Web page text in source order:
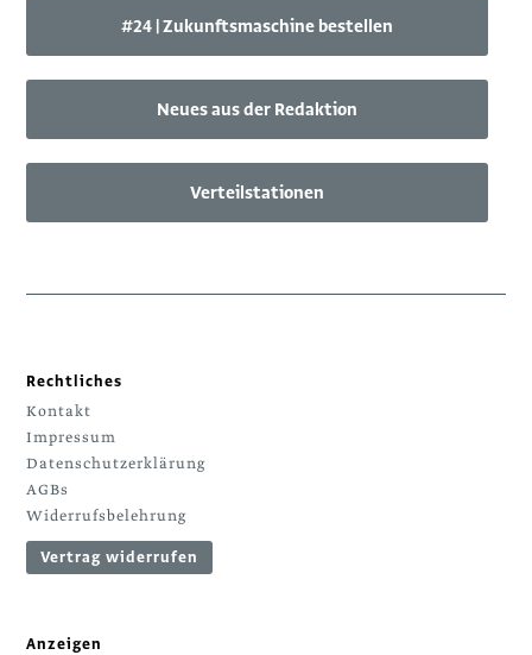
#24 | Zukunftsmaschine bestellen
Neues aus der Redaktion
Verteilstationen
Rechtliches
Kontakt
Impressum
Datenschutzerklärung
AGBs
Widerrufsbelehrung
Vertrag widerrufen
Anzeigen